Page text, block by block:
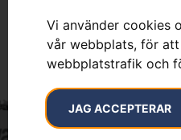
Vi använder cookies
vår webbplats, för
webbplatstrafik och
JAG ACCEPTERAR